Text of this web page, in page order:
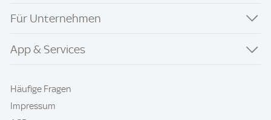
Für Unternehmen
App & Services
Häufige Fragen
Impressum